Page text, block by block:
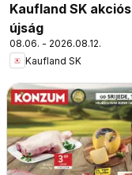
Kaufland SK akciós
újság
08.06. - 2026.08.12.
Kaufland SK